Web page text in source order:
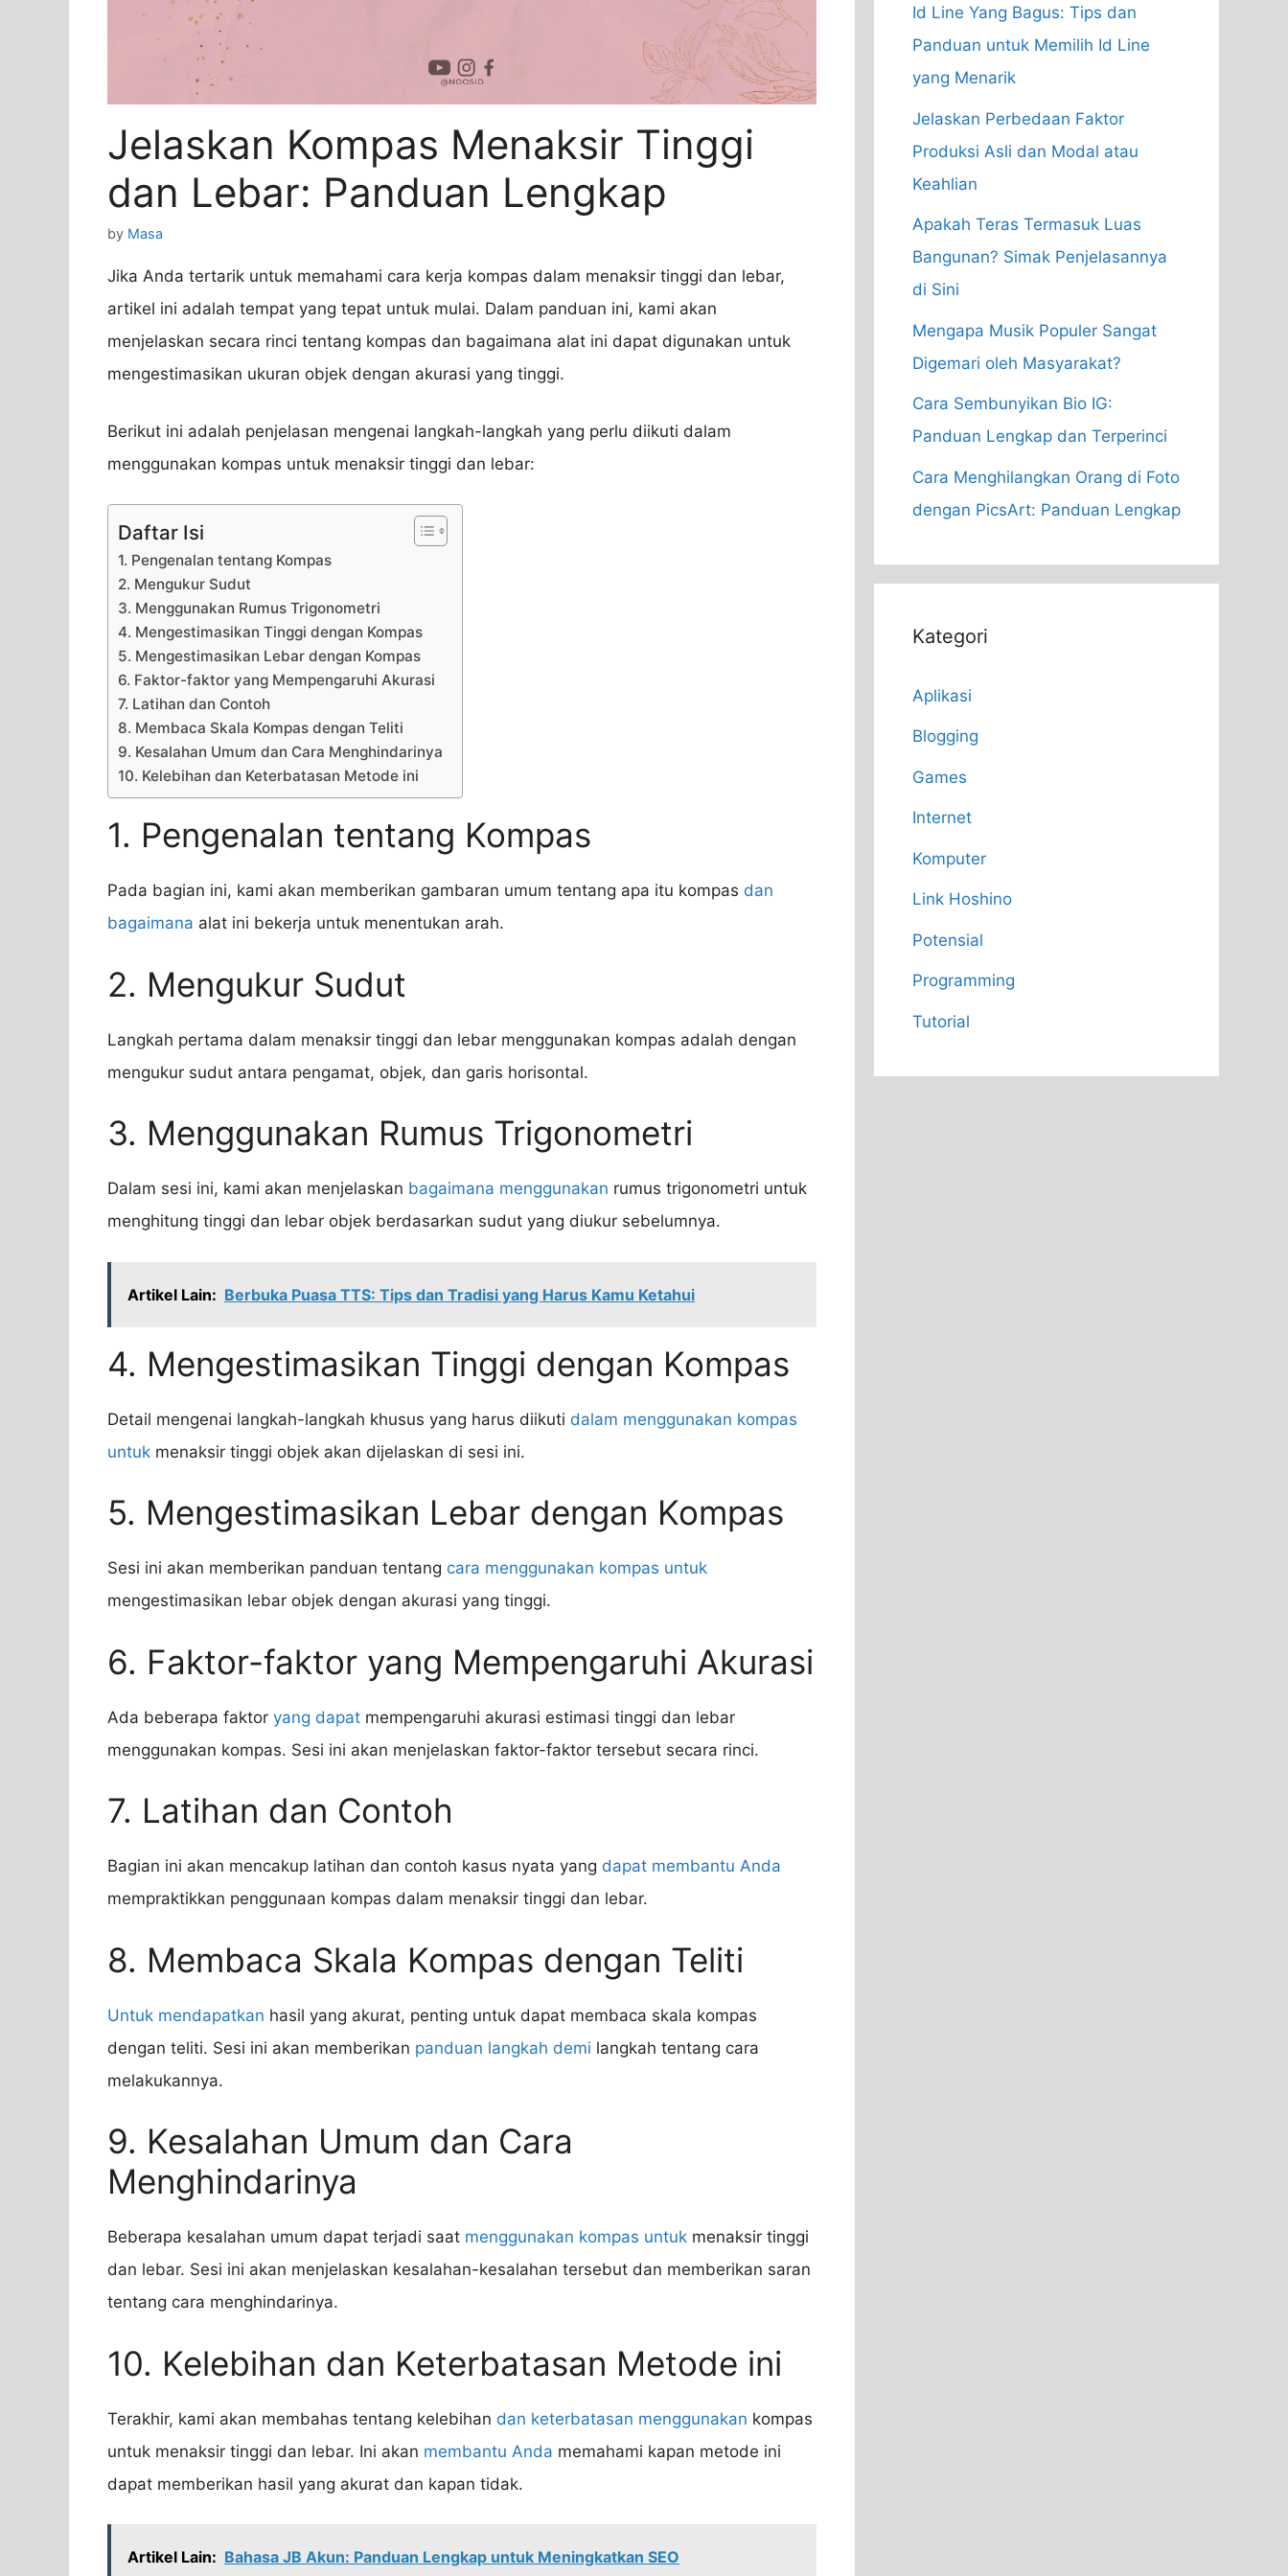
Jelaskan Kompas Menaksir Tinggi
dan Lebar: Panduan Lengkap
by Masa
Jika Anda tertarik untuk memahami cara kerja kompas dalam menaksir tinggi dan lebar,
artikel ini adalah tempat yang tepat untuk mulai. Dalam panduan ini, kami akan
menjelaskan secara rinci tentang kompas dan bagaimana alat ini dapat digunakan untuk
mengestimasikan ukuran objek dengan akurasi yang tinggi.
Berikut ini adalah penjelasan mengenai langkah-langkah yang perlu diikuti dalam
menggunakan kompas untuk menaksir tinggi dan lebar:
Daftar Isi
1. Pengenalan tentang Kompas
2. Mengukur Sudut
3. Menggunakan Rumus Trigonometri
4. Mengestimasikan Tinggi dengan Kompas
5. Mengestimasikan Lebar dengan Kompas
6. Faktor-faktor yang Mempengaruhi Akurasi
7. Latihan dan Contoh
8. Membaca Skala Kompas dengan Teliti
9. Kesalahan Umum dan Cara Menghindarinya
10. Kelebihan dan Keterbatasan Metode ini
1. Pengenalan tentang Kompas
Pada bagian ini, kami akan memberikan gambaran umum tentang apa itu kompas dan
bagaimana alat ini bekerja untuk menentukan arah.
2. Mengukur Sudut
Langkah pertama dalam menaksir tinggi dan lebar menggunakan kompas adalah dengan
mengukur sudut antara pengamat, objek, dan garis horisontal.
3. Menggunakan Rumus Trigonometri
Dalam sesi ini, kami akan menjelaskan bagaimana menggunakan rumus trigonometri untuk
menghitung tinggi dan lebar objek berdasarkan sudut yang diukur sebelumnya.
Artikel Lain: Berbuka Puasa TTS: Tips dan Tradisi yang Harus Kamu Ketahui
4. Mengestimasikan Tinggi dengan Kompas
Detail mengenai langkah-langkah khusus yang harus diikuti dalam menggunakan kompas
untuk menaksir tinggi objek akan dijelaskan di sesi ini.
5. Mengestimasikan Lebar dengan Kompas
Sesi ini akan memberikan panduan tentang cara menggunakan kompas untuk
mengestimasikan lebar objek dengan akurasi yang tinggi.
6. Faktor-faktor yang Mempengaruhi Akurasi
Ada beberapa faktor yang dapat mempengaruhi akurasi estimasi tinggi dan lebar
menggunakan kompas. Sesi ini akan menjelaskan faktor-faktor tersebut secara rinci.
7. Latihan dan Contoh
Bagian ini akan mencakup latihan dan contoh kasus nyata yang dapat membantu Anda
mempraktikkan penggunaan kompas dalam menaksir tinggi dan lebar.
8. Membaca Skala Kompas dengan Teliti
Untuk mendapatkan hasil yang akurat, penting untuk dapat membaca skala kompas
dengan teliti. Sesi ini akan memberikan panduan langkah demi langkah tentang cara
melakukannya.
9. Kesalahan Umum dan Cara
Menghindarinya
Beberapa kesalahan umum dapat terjadi saat menggunakan kompas untuk menaksir tinggi
dan lebar. Sesi ini akan menjelaskan kesalahan-kesalahan tersebut dan memberikan saran
tentang cara menghindarinya.
10. Kelebihan dan Keterbatasan Metode ini
Terakhir, kami akan membahas tentang kelebihan dan keterbatasan menggunakan kompas
untuk menaksir tinggi dan lebar. Ini akan membantu Anda memahami kapan metode ini
dapat memberikan hasil yang akurat dan kapan tidak.
Artikel Lain: Bahasa JB Akun: Panduan Lengkap untuk Meningkatkan SEO
Id Line Yang Bagus: Tips dan
Panduan untuk Memilih Id Line
yang Menarik
Jelaskan Perbedaan Faktor
Produksi Asli dan Modal atau
Keahlian
Apakah Teras Termasuk Luas
Bangunan? Simak Penjelasannya
di Sini
Mengapa Musik Populer Sangat
Digemari oleh Masyarakat?
Cara Sembunyikan Bio IG:
Panduan Lengkap dan Terperinci
Cara Menghilangkan Orang di Foto
dengan PicsArt: Panduan Lengkap
Kategori
Aplikasi
Blogging
Games
Internet
Komputer
Link Hoshino
Potensial
Programming
Tutorial